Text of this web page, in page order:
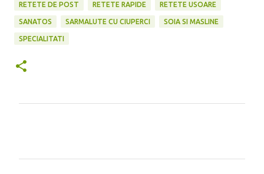
RETETE DE POST RETETE RAPIDE RETETE USOARE
SANATOS SARMALUTE CU CIUPERCI SOIA SI MASLINE
SPECIALITATI